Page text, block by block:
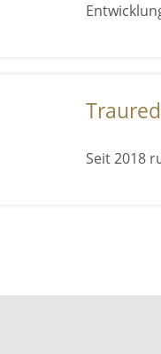
Seit 2018